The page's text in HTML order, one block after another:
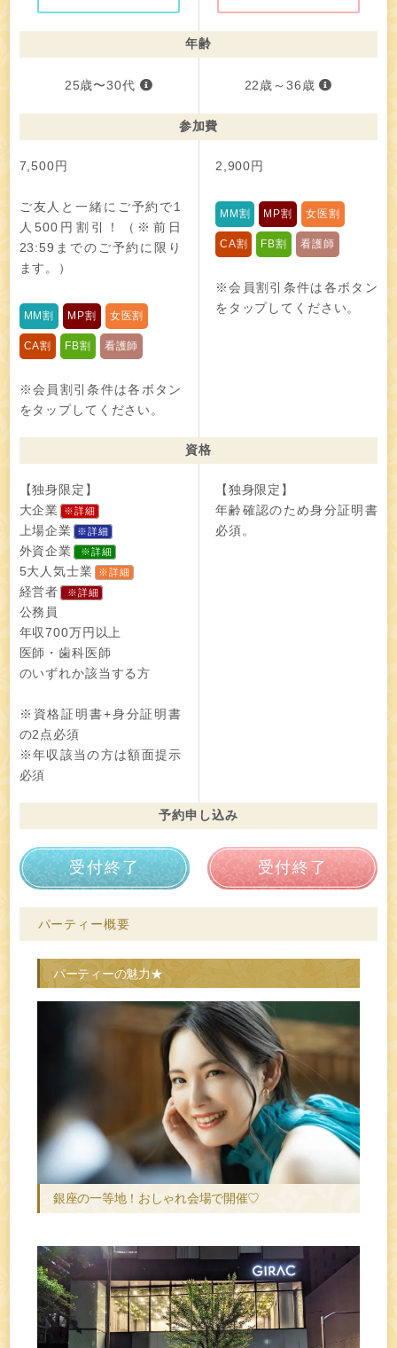
年齢
25歳〜30代 22歳～36歳
参加費
7,500円
ご友人と一緒にご予約で1
人500円割引！（※前日
23:59までのご予約に限り
ます。）
MM割 MP割 女医割
CA割 FB割 看護師
※会員割引条件は各ボタン
をタップしてください。
2,900円
MM割 MP割 女医割
CA割 FB割 看護師
※会員割引条件は各ボタン
をタップしてください。
資格
【独身限定】
大企業
※詳細
上場企業 ※詳細
外資企業 ※詳細
5大人気士業 ※詳細
経営者 ※詳細
公務員
年収700万円以上
医師・歯科医師
のいずれか該当する方
※資格証明書+身分証明書
の2点必須
※年収該当の方は額面提示
必須
【独身限定】
年齢確認のため身分証明書
必須。
予約申し込み
受付終了 受付終了
パーティー概要
パーティーの魅力★
銀座の一等地！おしゃれ会場で開催♡